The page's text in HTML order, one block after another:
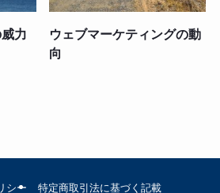
力
ウェブマーケティングの動
向
シー 特定商取引法に基づく記載